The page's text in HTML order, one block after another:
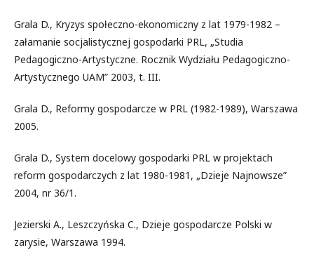
Grala D., Kryzys społeczno-ekonomiczny z lat 1979-1982 –
załamanie socjalistycznej gospodarki PRL, „Studia
Pedagogiczno-Artystyczne. Rocznik Wydziału Pedagogiczno-
Artystycznego UAM” 2003, t. III.
Grala D., Reformy gospodarcze w PRL (1982-1989), Warszawa
2005.
Grala D., System docelowy gospodarki PRL w projektach
reform gospodarczych z lat 1980-1981, „Dzieje Najnowsze”
2004, nr 36/1.
Jezierski A., Leszczyńska C., Dzieje gospodarcze Polski w
zarysie, Warszawa 1994.